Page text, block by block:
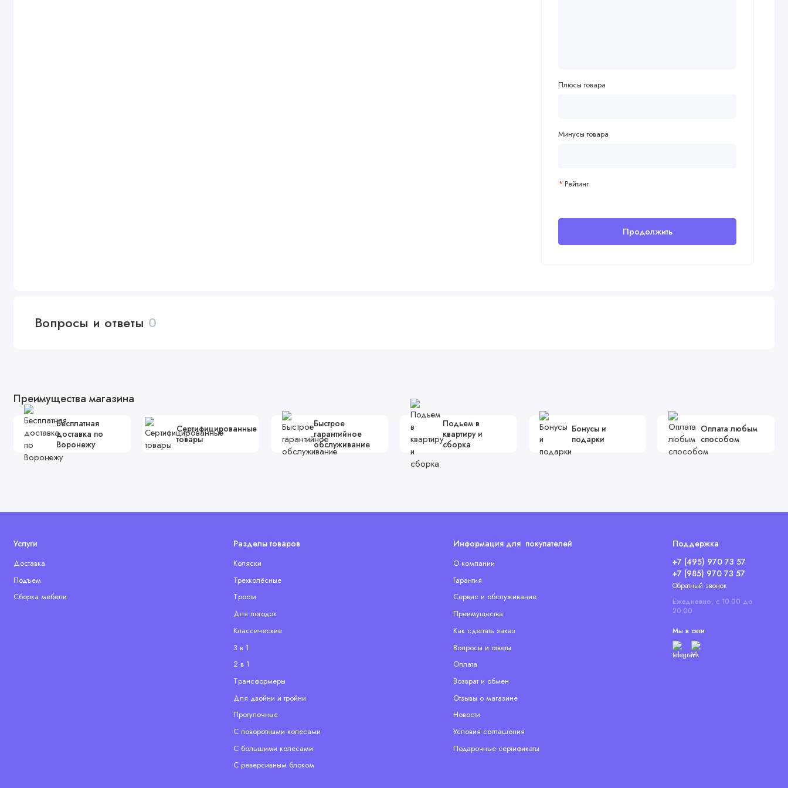
Плюсы товара
Минусы товара
Рейтинг
Продолжить
Вопросы и ответы 0
Преимущества магазина
Бесплатная
доставка по
Воронежу
Сертифицированные
товары
Быстрое
гарантийное
обслуживание
Подьем в
квартиру и
сборка
Бонусы и
подарки
Оплата любым
способом
Услуги
Доставка
Подъем
Сборка мебели
Разделы товаров
Коляски
Трехколёсные
Tрости
Для погодок
Классические
3 в 1
2 в 1
Tрансформеры
Для двойни и тройни
Прогулочные
С поворотными колесами
С большими колесами
С реверсивным блоком
Информация для покупателей
О компании
Гарантия
Сервис и обслуживание
Преимущества
Как сделать заказ
Вопросы и ответы
Оплата
Возврат и обмен
Отзывы о магазине
Новости
Условия соглашения
Подарочные сертификаты
Поддержка
+7 (495) 970 73 57
+7 (985) 970 73 57
Обратный звонок
Ежедневно, с 10.00 до
20.00
Мы в сети